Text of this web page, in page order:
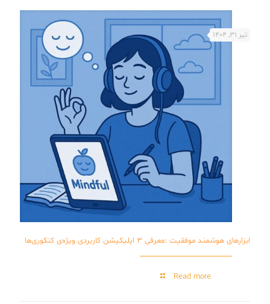
تیر 31, 1404
ابزارهای هوشمند موفقیت :‌معرفی ۳ اپلیکیشن کاربردی ویژه‌ی کنکوری‌ها
Read more